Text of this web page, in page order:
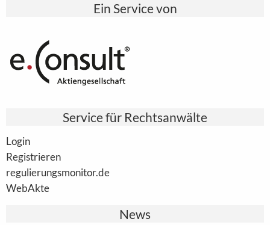
Ein Service von
Service für Rechtsanwälte
Login
Registrieren
regulierungsmonitor.de
WebAkte
News